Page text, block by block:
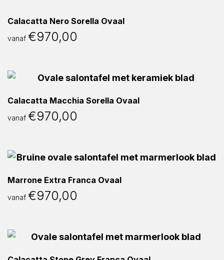
Calacatta Nero Sorella Ovaal
vanaf €970,00
Calacatta Macchia Sorella Ovaal
vanaf €970,00
Marrone Extra Franca Ovaal
vanaf €970,00